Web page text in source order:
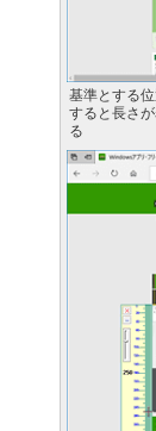
基準とする
すると長さ
る